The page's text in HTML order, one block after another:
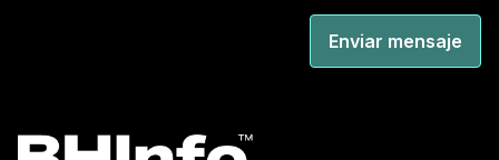
Enviar mensaje